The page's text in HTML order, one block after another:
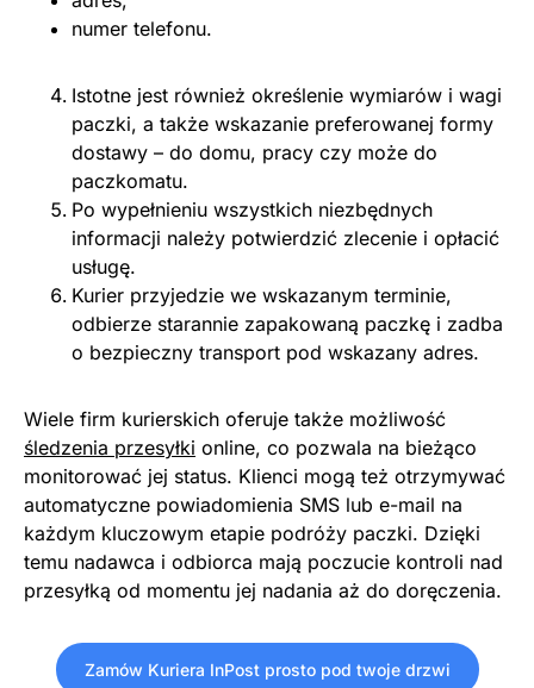
numer telefonu.
Istotne jest również określenie wymiarów i wagi
paczki, a także wskazanie preferowanej formy
dostawy – do domu, pracy czy może do
paczkomatu.
Po wypełnieniu wszystkich niezbędnych
informacji należy potwierdzić zlecenie i opłacić
usługę.
Kurier przyjedzie we wskazanym terminie,
odbierze starannie zapakowaną paczkę i zadba
o bezpieczny transport pod wskazany adres.
Wiele firm kurierskich oferuje także możliwość
śledzenia przesyłki online, co pozwala na bieżąco
monitorować jej status. Klienci mogą też otrzymywać
automatyczne powiadomienia SMS lub e-mail na
każdym kluczowym etapie podróży paczki. Dzięki
temu nadawca i odbiorca mają poczucie kontroli nad
przesyłką od momentu jej nadania aż do doręczenia.
Zamów Kuriera InPost prosto pod twoje drzwi